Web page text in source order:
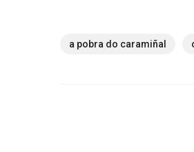
a pobra do caramiñal